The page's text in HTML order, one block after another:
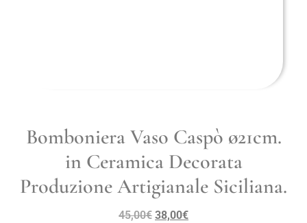
Bomboniera Vaso Caspò ø21cm.
in Ceramica Decorata
Produzione Artigianale Siciliana.
45,00€ 38,00€